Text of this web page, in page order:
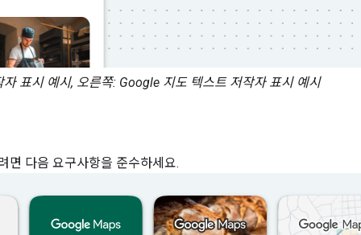
표시 예시, 오른쪽: Google 지도 텍스트 저작자 표시 예시
면 다음 요구사항을 준수하세요.